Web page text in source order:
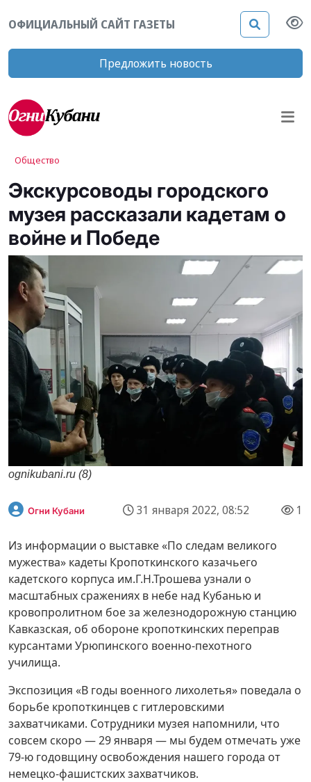
ОФИЦИАЛЬНЫЙ САЙТ ГАЗЕТЫ
Предложить новость
Общество
Экскурсоводы городского
музея рассказали кадетам о
войне и Победе
ognikubani.ru (8)
Огни Кубани 31 января 2022, 08:52 1
Из информации о выставке «По следам великого
мужества» кадеты Кропоткинского казачьего
кадетского корпуса им.Г.Н.Трошева узнали о
масштабных сражениях в небе над Кубанью и
кровопролитном бое за железнодорожную станцию
Кавказская, об обороне кропоткинских переправ
курсантами Урюпинского военно-пехотного
училища.
Экспозиция «В годы военного лихолетья» поведала о
борьбе кропоткинцев с гитлеровскими
захватчиками. Сотрудники музея напомнили, что
совсем скоро — 29 января — мы будем отмечать уже
79-ю годовщину освобождения нашего города от
немецко-фашистских захватчиков.